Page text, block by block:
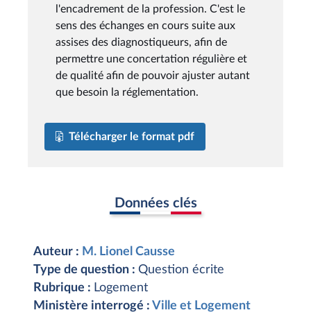
l'encadrement de la profession. C'est le
sens des échanges en cours suite aux
assises des diagnostiqueurs, afin de
permettre une concertation régulière et
de qualité afin de pouvoir ajuster autant
que besoin la réglementation.
Télécharger le format pdf
Données clés
Auteur : M. Lionel Causse
Type de question : Question écrite
Rubrique : Logement
Ministère interrogé : Ville et Logement